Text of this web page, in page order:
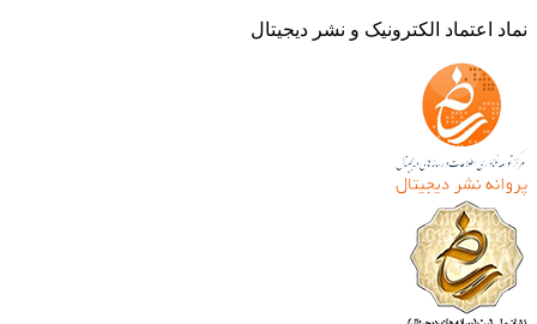
اعتماد الکترونیک و نشر دیجیتال